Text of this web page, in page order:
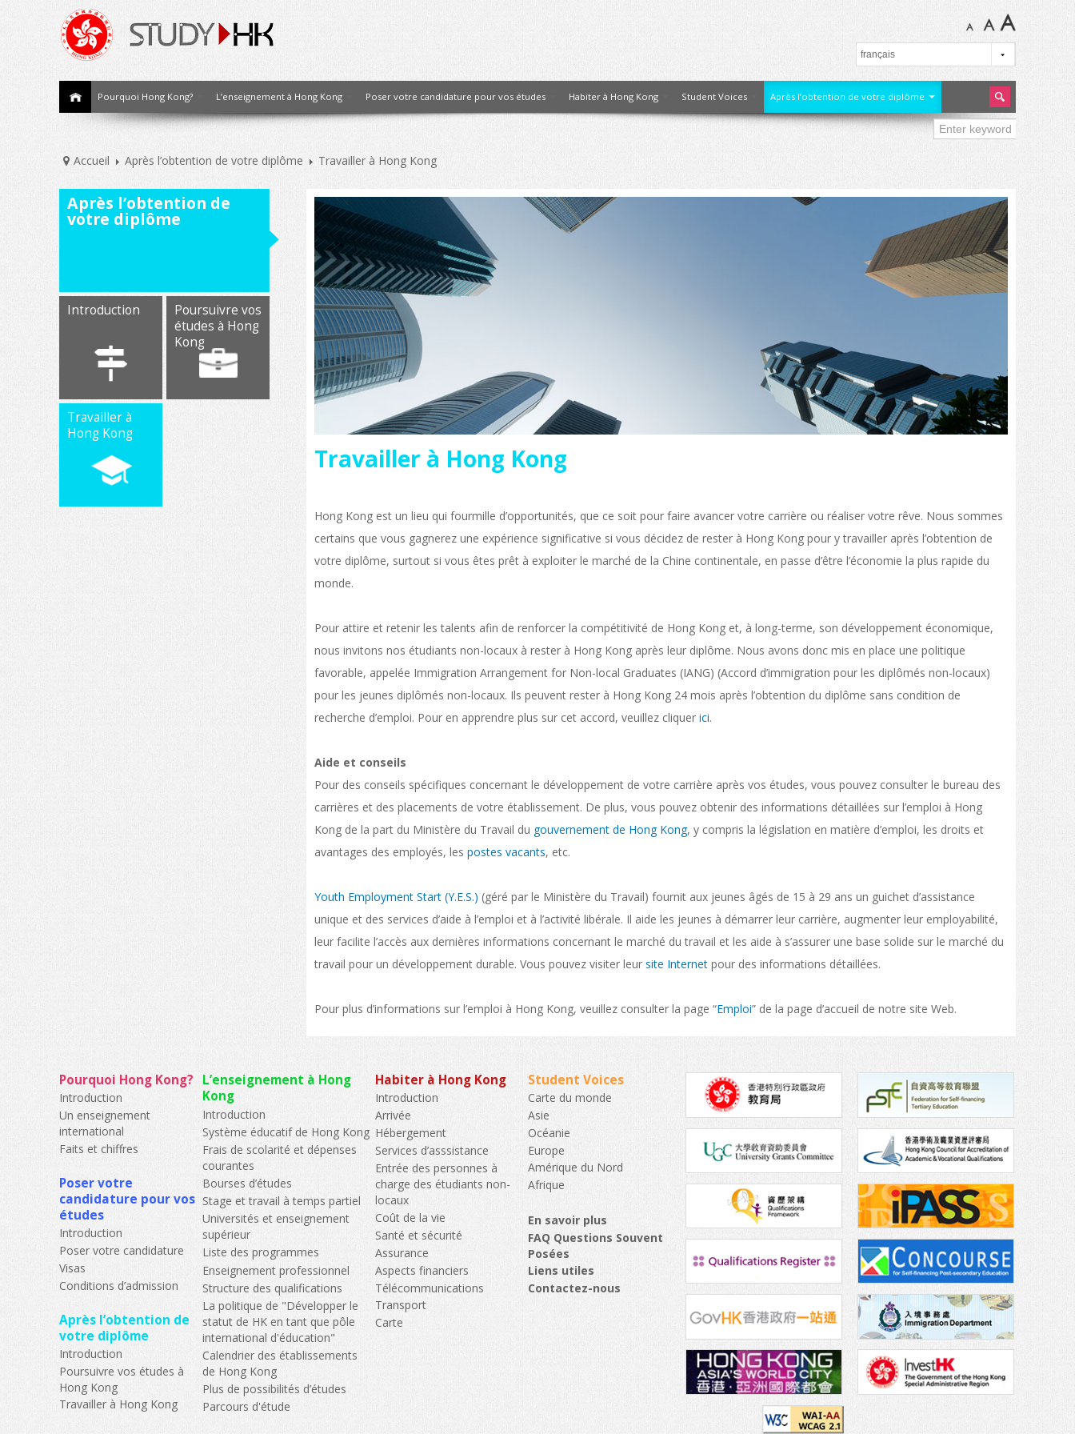
Pourquoi Hong Kong? L’enseignement à Hong Kong Poser votre candidature pour vos études Habiter à Hong Kong Student Voices
Après l’obtention de votre diplôme
earc
h
Accueil Après l’obtention de votre diplôme Travailler à Hong Kong
Après l’obtention de
votre diplôme
Introduction
Poursuivre vos
études à Hong
Kong
Travailler à
Hong Kong
Travailler à Hong Kong
Hong Kong est un lieu qui fourmille d’opportunités, que ce soit pour faire avancer votre carrière ou réaliser votre rêve. Nous sommes
certains que vous gagnerez une expérience significative si vous décidez de rester à Hong Kong pour y travailler après l’obtention de
votre diplôme, surtout si vous êtes prêt à exploiter le marché de la Chine continentale, en passe d’être l’économie la plus rapide du
monde.
Pour attire et retenir les talents afin de renforcer la compétitivité de Hong Kong et, à long-terme, son développement économique,
nous invitons nos étudiants non-locaux à rester à Hong Kong après leur diplôme. Nous avons donc mis en place une politique
favorable, appelée Immigration Arrangement for Non-local Graduates (IANG) (Accord d’immigration pour les diplômés non-locaux)
pour les jeunes diplômés non-locaux. Ils peuvent rester à Hong Kong 24 mois après l’obtention du diplôme sans condition de
recherche d’emploi. Pour en apprendre plus sur cet accord, veuillez cliquer ici.
Aide et conseils
Pour des conseils spécifiques concernant le développement de votre carrière après vos études, vous pouvez consulter le bureau des
carrières et des placements de votre établissement. De plus, vous pouvez obtenir des informations détaillées sur l’emploi à Hong
Kong de la part du Ministère du Travail du gouvernement de Hong Kong, y compris la législation en matière d’emploi, les droits et
avantages des employés, les postes vacants, etc.
Youth Employment Start (Y.E.S.) (géré par le Ministère du Travail) fournit aux jeunes âgés de 15 à 29 ans un guichet d’assistance
unique et des services d’aide à l’emploi et à l’activité libérale. Il aide les jeunes à démarrer leur carrière, augmenter leur employabilité,
leur facilite l’accès aux dernières informations concernant le marché du travail et les aide à s’assurer une base solide sur le marché du
travail pour un développement durable. Vous pouvez visiter leur site Internet pour des informations détaillées.
Pour plus d’informations sur l’emploi à Hong Kong, veuillez consulter la page “Emploi” de la page d’accueil de notre site Web.
Pourquoi Hong Kong?
Introduction
Un enseignement
international
Faits et chiffres
Poser votre
candidature pour vos
études
Introduction
Poser votre candidature
Visas
Conditions d’admission
Après l’obtention de
votre diplôme
Introduction
Poursuivre vos études à
Hong Kong
Travailler à Hong Kong
L’enseignement à Hong
Kong
Introduction
Système éducatif de Hong Kong
Frais de scolarité et dépenses
courantes
Bourses d’études
Stage et travail à temps partiel
Universités et enseignement
supérieur
Liste des programmes
Enseignement professionnel
Structure des qualifications
La politique de "Développer le
statut de HK en tant que pôle
international d'éducation"
Calendrier des établissements
de Hong Kong
Plus de possibilités d’études
Parcours d'étude
Habiter à Hong Kong
Introduction
Arrivée
Hébergement
Services d’asssistance
Entrée des personnes à
charge des étudiants non-
locaux
Coût de la vie
Santé et sécurité
Assurance
Aspects financiers
Télécommunications
Transport
Carte
Student Voices
Carte du monde
Asie
Océanie
Europe
Amérique du Nord
Afrique
En savoir plus
FAQ Questions Souvent
Posées
Liens utiles
Contactez-nous